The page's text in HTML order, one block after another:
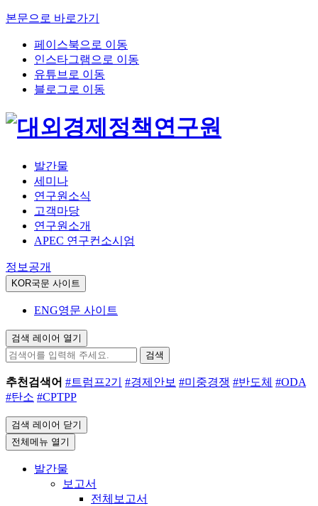
본문으로 바로가기
페이스북으로 이동
인스타그램으로 이동
유튜브로 이동
블로그로 이동
발간물
세미나
연구원소식
고객마당
연구원소개
APEC 연구컨소시엄
정보공개
KOR국문 사이트
ENG영문 사이트
검색 레이어 열기
검색
추천검색어 #트럼프2기 #경제안보 #미중경쟁 #반도체 #ODA
#탄소 #CPTPP
검색 레이어 닫기
전체메뉴 열기
발간물
보고서
전체보고서